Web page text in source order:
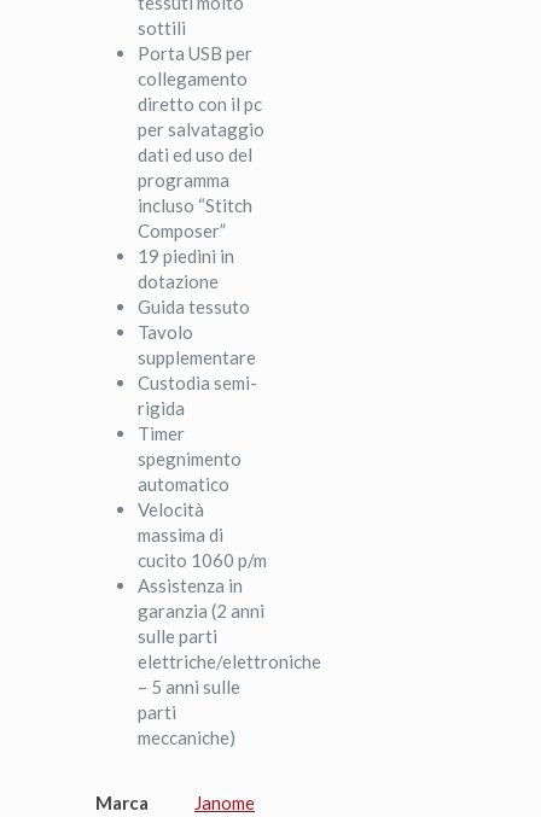
sottili
Porta USB per
collegamento
diretto con il pc
per salvataggio
dati ed uso del
programma
incluso “Stitch
Composer”
19 piedini in
dotazione
Guida tessuto
Tavolo
supplementare
Custodia semi-
rigida
Timer
spegnimento
automatico
Velocità
massima di
cucito 1060 p/m
Assistenza in
garanzia (2 anni
sulle parti
elettriche/elettroniche
– 5 anni sulle
parti
meccaniche)
Marca Janome